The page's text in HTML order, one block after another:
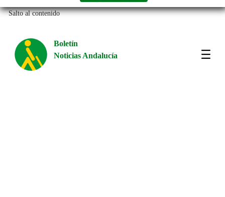
Salto al contenido
Boletín
Noticias Andalucía